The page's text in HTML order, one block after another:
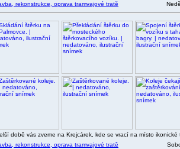
rekonstrukce, oprava tramvajové tratě
době vás zveme na Krejcárek, kde se vrací na místo ikonické
rekonstrukce, oprava tramvajové tratě